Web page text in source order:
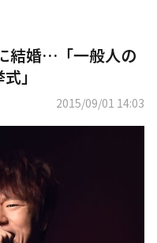
結婚…「一般人の
」
2015/09/01 14:03